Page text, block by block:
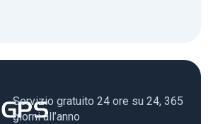
Servizio gratuito 24 ore su 24, 365
giorni all’anno